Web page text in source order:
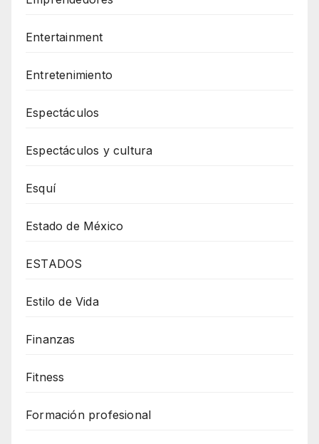
Entertainment
Entretenimiento
Espectáculos
Espectáculos y cultura
Esquí
Estado de México
ESTADOS
Estilo de Vida
Finanzas
Fitness
Formación profesional